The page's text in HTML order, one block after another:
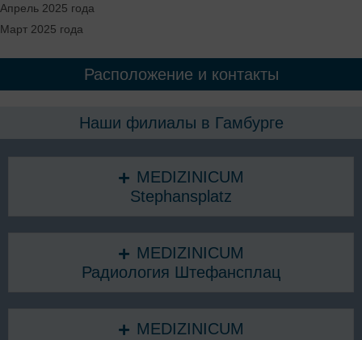
Апрель 2025 года
Март 2025 года
Расположение и контакты
Наши филиалы в Гамбурге
MEDIZINICUM
Stephansplatz
MEDIZINICUM
Радиология Штефансплац
MEDIZINICUM